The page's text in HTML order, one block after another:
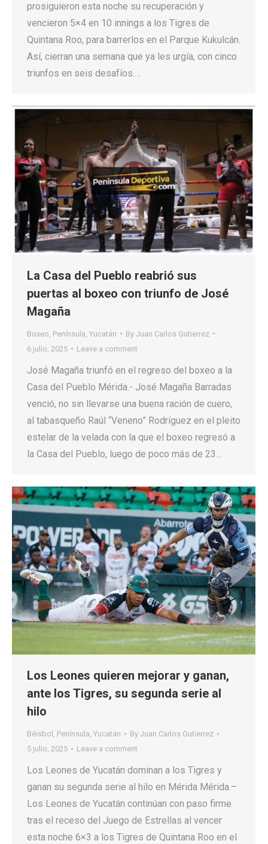
prosiguieron esta noche su recuperación y
vencieron 5×4 en 10 innings a los Tigres de
Quintana Roo, para barrerlos en el Parque Kukulcán.
Así, cierran una semana que ya les urgía, con cinco
triunfos en seis desafíos.…
La Casa del Pueblo reabrió sus
puertas al boxeo con triunfo de José
Magaña
Boxeo Península Yucatán By Juan Carlos Gutierrez
6 julio, 2025
Leave a comment
José Magaña triunfó en el regreso del boxeo a la
Casa del Pueblo Mérida.- José Magaña Barradas
venció, no sin llevarse una buena ración de cuero,
al tabasqueño Raúl “Veneno” Rodríguez en el pleito
estelar de la velada con la que el boxeo regresó a
la Casa del Pueblo, luego de poco más de 23…
Los Leones quieren mejorar y ganan,
ante los Tigres, su segunda serie al
hilo
Béisbol , Península, Yucatán By Juan Carlos Gutierrez
5 julio, 2025
Leave a comment
Los Leones de Yucatán dominan a los Tigres y
ganan su segunda serie al hilo en Mérida Mérida.–
Los Leones de Yucatán continúan con paso firme
tras el receso del Juego de Estrellas al vencer
esta noche 6×3 a los Tigres de Quintana Roo en el